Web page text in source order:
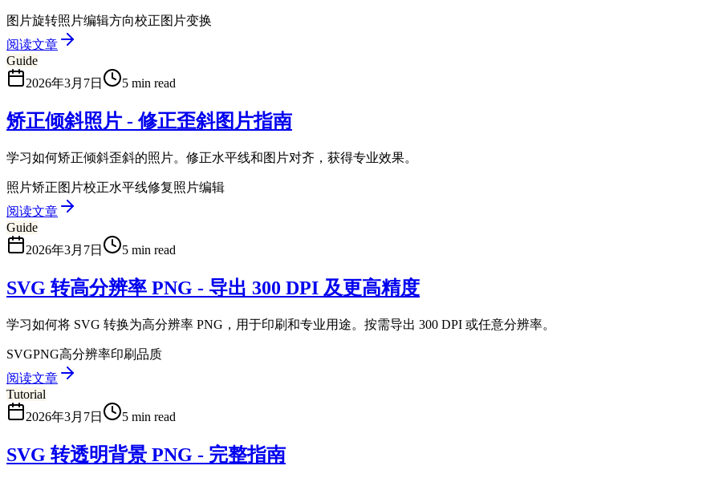
图片旋转照片编辑方向校正图片变换
阅读文章
Guide
2026年3月7日
5 min read
矫正倾斜照片 - 修正歪斜图片指南
学习如何矫正倾斜歪斜的照片。修正水平线和图片对齐，获得专业效果。
照片矫正图片校正水平线修复照片编辑
阅读文章
Guide
2026年3月7日
5 min read
SVG 转高分辨率 PNG - 导出 300 DPI 及更高精度
学习如何将 SVG 转换为高分辨率 PNG，用于印刷和专业用途。按需导出 300 DPI 或任意分辨率。
SVGPNG高分辨率印刷品质
阅读文章
Tutorial
2026年3月7日
5 min read
SVG 转透明背景 PNG - 完整指南